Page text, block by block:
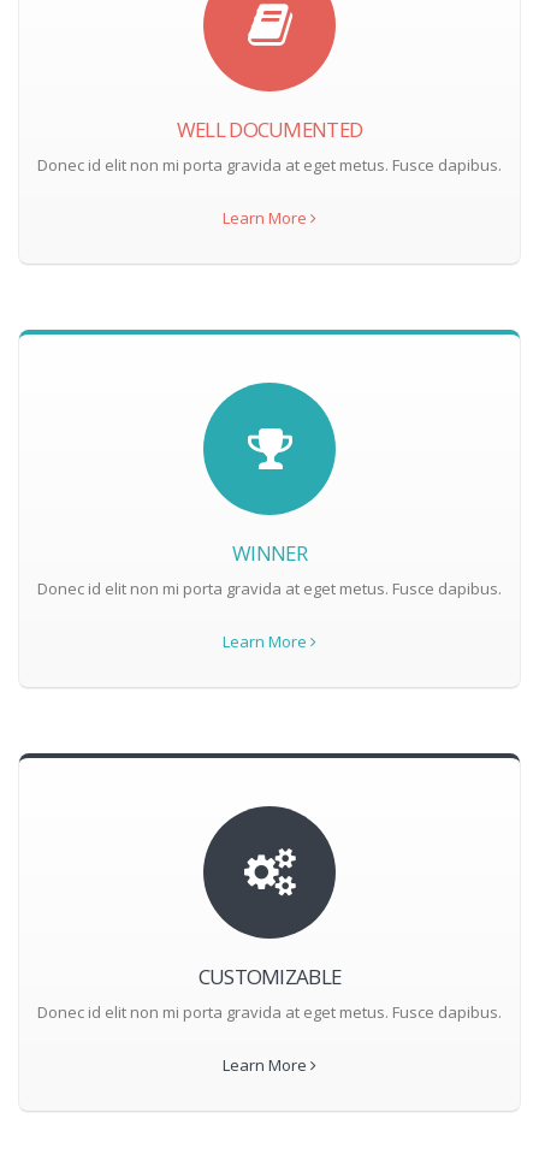
WELL DOCUMENTED
Donec id elit non mi porta gravida at eget metus. Fusce dapibus.
Learn More
WINNER
Donec id elit non mi porta gravida at eget metus. Fusce dapibus.
Learn More
CUSTOMIZABLE
Donec id elit non mi porta gravida at eget metus. Fusce dapibus.
Learn More